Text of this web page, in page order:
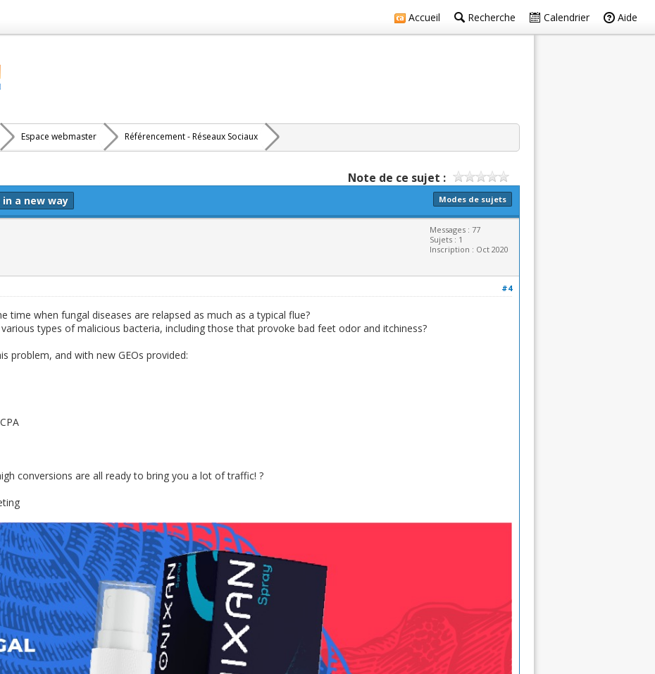
Accueil Recherche Calendrier Aide
Espace webmaster Référencement - Réseaux Sociaux
Note de ce sujet :
Modes de sujets
a new way
Messages : 77
Sujets : 1
Inscription : Oct 2020
#4
time when fungal diseases are relapsed as much as a typical flue?
types of malicious bacteria, including those that provoke bad feet odor and itchiness?
problem, and with new GEOs provided:
conversions are all ready to bring you a lot of traffic! ?